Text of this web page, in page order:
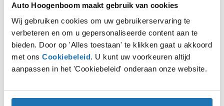
Auto Hoogenboom maakt gebruik van cookies
Wij gebruiken cookies om uw gebruikerservaring te
verbeteren en om u gepersonaliseerde content aan te
bieden. Door op 'Alles toestaan' te klikken gaat u akkoord
met ons Cookiebeleid. U kunt uw voorkeuren altijd
aanpassen in het 'Cookiebeleid' onderaan onze website.
Application error: aclient-side exception has occurred while
loadingwww.autohoogenboom.nl (see the browser console
more information).